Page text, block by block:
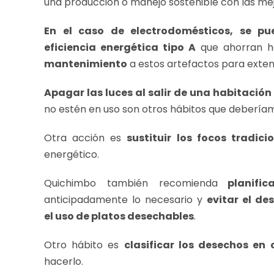
En el caso de electrodomésticos, se
eficiencia energética tipo Aque ahorran
mantenimiento a estos artefactos para
Apagar las luces al salir de una habitación
no estén en uso son otros hábitos que
Otra acción es sustituir los focos
energético.
Quichimbo también recomienda
anticipadamente lo necesario y evitar el
el uso de platos desechables.
Otro hábito es clasificar los desechos en
hacerlo.